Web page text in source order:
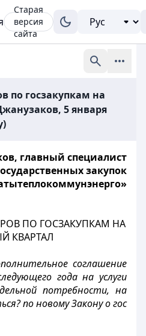
Старая
версия
сайта
по госзакупкам на
5 января
главный специалист
закупок
ПО ГОСЗАКУПКАМ НА
КВАРТАЛ
соглашение
года на услуги
потребности, на
по новому Закону о гос